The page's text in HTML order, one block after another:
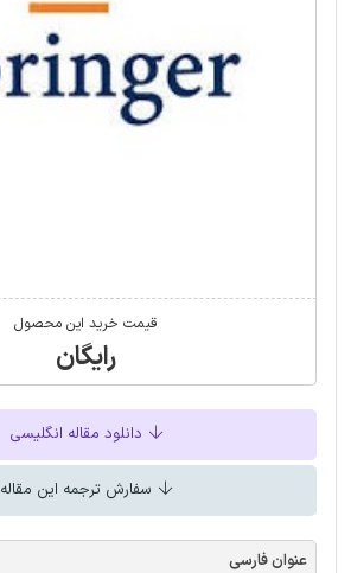
قیمت خرید این محصول
رایگان
دانلود مقاله انگلیسی
سفارش ترجمه این مقاله
عنوان فارسی